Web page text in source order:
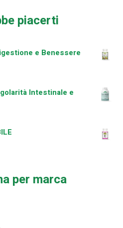
piacerti
e Benessere
Intestinale e
per marca